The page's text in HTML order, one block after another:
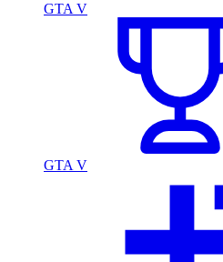
GTA V
GTA V